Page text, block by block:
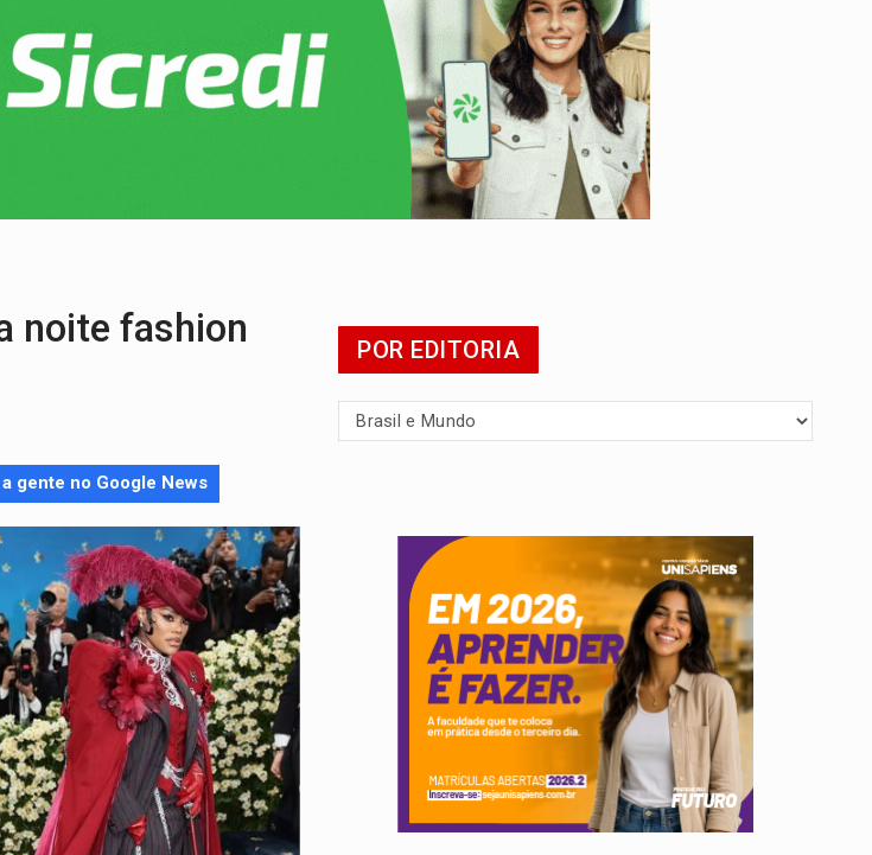
vice, alvo de denúncia por estupro
R$ 25 e casas por R$ 300 em RO
no Cohab
neste sábado em PVH
noite fashion
gente no Google News
POR EDITORIA